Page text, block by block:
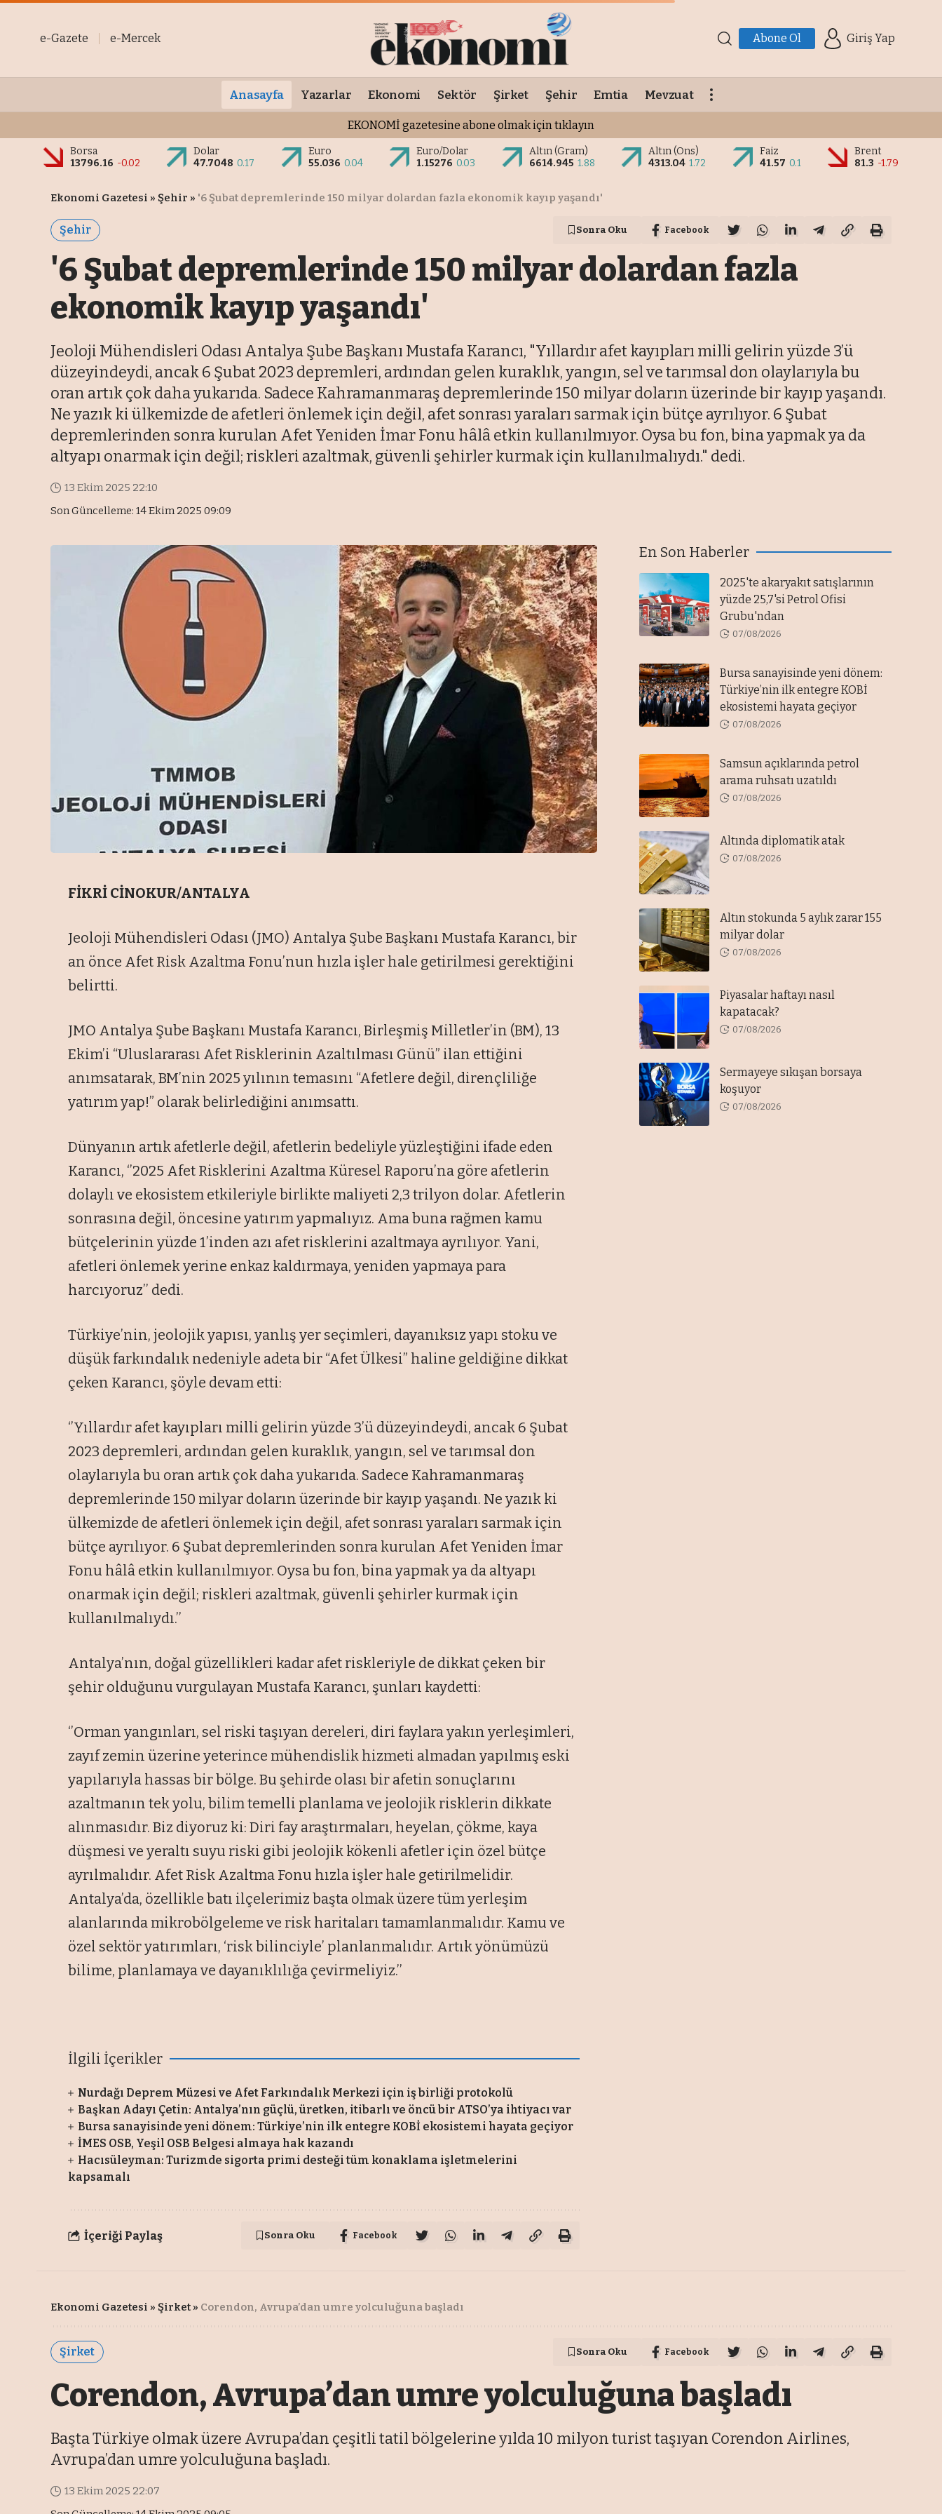
e-Gazete e-Mercek Abone Ol Giriş Yap
Anasayfa Yazarlar Ekonomi Sektör Şirket Şehir Emtia Mevzuat
EKONOMİ gazetesine abone olmak için tıklayın
Borsa
13796.16 -0.02
Dolar
47.7048 0.17
Euro
55.036 0.04
Euro/Dolar
1.15276 0.03
Altın (Gram)
6614.945 1.88
Altın (Ons)
4313.04 1.72
Faiz
41.57 0.1
Brent
81.3 -1.79
Ekonomi Gazetesi » Şehir » '6 Şubat depremlerinde 150 milyar dolardan fazla ekonomik kayıp yaşandı'
Şehir Sonra Oku Facebook
'6 Şubat depremlerinde 150 milyar dolardan fazla
ekonomik kayıp yaşandı'
Jeoloji Mühendisleri Odası Antalya Şube Başkanı Mustafa Karancı, "Yıllardır afet kayıpları milli gelirin yüzde 3’ü
düzeyindeydi, ancak 6 Şubat 2023 depremleri, ardından gelen kuraklık, yangın, sel ve tarımsal don olaylarıyla bu
oran artık çok daha yukarıda. Sadece Kahramanmaraş depremlerinde 150 milyar doların üzerinde bir kayıp yaşandı.
Ne yazık ki ülkemizde de afetleri önlemek için değil, afet sonrası yaraları sarmak için bütçe ayrılıyor. 6 Şubat
depremlerinden sonra kurulan Afet Yeniden İmar Fonu hâlâ etkin kullanılmıyor. Oysa bu fon, bina yapmak ya da
altyapı onarmak için değil; riskleri azaltmak, güvenli şehirler kurmak için kullanılmalıydı." dedi.
Son Güncelleme: 14 Ekim 2025 09:09
13 Ekim 2025 22:10
FİKRİ CİNOKUR/ANTALYA
Jeoloji Mühendisleri Odası (JMO) Antalya Şube Başkanı Mustafa Karancı, bir
an önce Afet Risk Azaltma Fonu’nun hızla işler hale getirilmesi gerektiğini
belirtti.
JMO Antalya Şube Başkanı Mustafa Karancı, Birleşmiş Milletler’in (BM), 13
Ekim’i “Uluslararası Afet Risklerinin Azaltılması Günü” ilan ettiğini
anımsatarak, BM’nin 2025 yılının temasını “Afetlere değil, dirençliliğe
yatırım yap!” olarak belirlediğini anımsattı.
Dünyanın artık afetlerle değil, afetlerin bedeliyle yüzleştiğini ifade eden
Karancı, ‘’2025 Afet Risklerini Azaltma Küresel Raporu’na göre afetlerin
dolaylı ve ekosistem etkileriyle birlikte maliyeti 2,3 trilyon dolar. Afetlerin
sonrasına değil, öncesine yatırım yapmalıyız. Ama buna rağmen kamu
bütçelerinin yüzde 1’inden azı afet risklerini azaltmaya ayrılıyor. Yani,
afetleri önlemek yerine enkaz kaldırmaya, yeniden yapmaya para
harcıyoruz’’ dedi.
Türkiye’nin, jeolojik yapısı, yanlış yer seçimleri, dayanıksız yapı stoku ve
düşük farkındalık nedeniyle adeta bir “Afet Ülkesi” haline geldiğine dikkat
çeken Karancı, şöyle devam etti:
‘’Yıllardır afet kayıpları milli gelirin yüzde 3’ü düzeyindeydi, ancak 6 Şubat
2023 depremleri, ardından gelen kuraklık, yangın, sel ve tarımsal don
olaylarıyla bu oran artık çok daha yukarıda. Sadece Kahramanmaraş
depremlerinde 150 milyar doların üzerinde bir kayıp yaşandı. Ne yazık ki
ülkemizde de afetleri önlemek için değil, afet sonrası yaraları sarmak için
bütçe ayrılıyor. 6 Şubat depremlerinden sonra kurulan Afet Yeniden İmar
Fonu hâlâ etkin kullanılmıyor. Oysa bu fon, bina yapmak ya da altyapı
onarmak için değil; riskleri azaltmak, güvenli şehirler kurmak için
kullanılmalıydı.’’
Antalya’nın, doğal güzellikleri kadar afet riskleriyle de dikkat çeken bir
şehir olduğunu vurgulayan Mustafa Karancı, şunları kaydetti:
‘’Orman yangınları, sel riski taşıyan dereleri, diri faylara yakın yerleşimleri,
zayıf zemin üzerine yeterince mühendislik hizmeti almadan yapılmış eski
yapılarıyla hassas bir bölge. Bu şehirde olası bir afetin sonuçlarını
azaltmanın tek yolu, bilim temelli planlama ve jeolojik risklerin dikkate
alınmasıdır. Biz diyoruz ki: Diri fay araştırmaları, heyelan, çökme, kaya
düşmesi ve yeraltı suyu riski gibi jeolojik kökenli afetler için özel bütçe
ayrılmalıdır. Afet Risk Azaltma Fonu hızla işler hale getirilmelidir.
Antalya’da, özellikle batı ilçelerimiz başta olmak üzere tüm yerleşim
alanlarında mikrobölgeleme ve risk haritaları tamamlanmalıdır. Kamu ve
özel sektör yatırımları, ‘risk bilinciyle’ planlanmalıdır. Artık yönümüzü
bilime, planlamaya ve dayanıklılığa çevirmeliyiz.’’
İlgili İçerikler
Nurdağı Deprem Müzesi ve Afet Farkındalık Merkezi için iş birliği protokolü
Başkan Adayı Çetin: Antalya’nın güçlü, üretken, itibarlı ve öncü bir ATSO’ya ihtiyacı var
Bursa sanayisinde yeni dönem: Türkiye’nin ilk entegre KOBİ ekosistemi hayata geçiyor
İMES OSB, Yeşil OSB Belgesi almaya hak kazandı
Hacısüleyman: Turizmde sigorta primi desteği tüm konaklama işletmelerini
kapsamalı
İçeriği Paylaş Sonra Oku Facebook
En Son Haberler
2025'te akaryakıt satışlarının
yüzde 25,7'si Petrol Ofisi
Grubu'ndan
07/08/2026
Bursa sanayisinde yeni dönem:
Türkiye’nin ilk entegre KOBİ
ekosistemi hayata geçiyor
07/08/2026
Samsun açıklarında petrol
arama ruhsatı uzatıldı
07/08/2026
Altında diplomatik atak
07/08/2026
Altın stokunda 5 aylık zarar 155
milyar dolar
07/08/2026
Piyasalar haftayı nasıl
kapatacak?
07/08/2026
Sermayeye sıkışan borsaya
koşuyor
07/08/2026
Ekonomi Gazetesi » Şirket » Corendon, Avrupa’dan umre yolculuğuna başladı
Şirket Sonra Oku Facebook
Corendon, Avrupa’dan umre yolculuğuna başladı
Başta Türkiye olmak üzere Avrupa’dan çeşitli tatil bölgelerine yılda 10 milyon turist taşıyan Corendon Airlines,
Avrupa’dan umre yolculuğuna başladı.
13 Ekim 2025 22:07